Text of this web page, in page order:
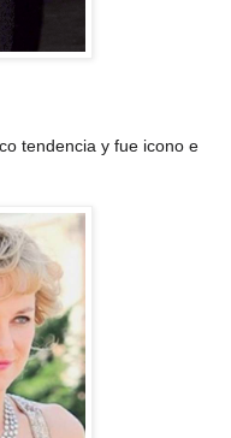
tendencia y fue icono e